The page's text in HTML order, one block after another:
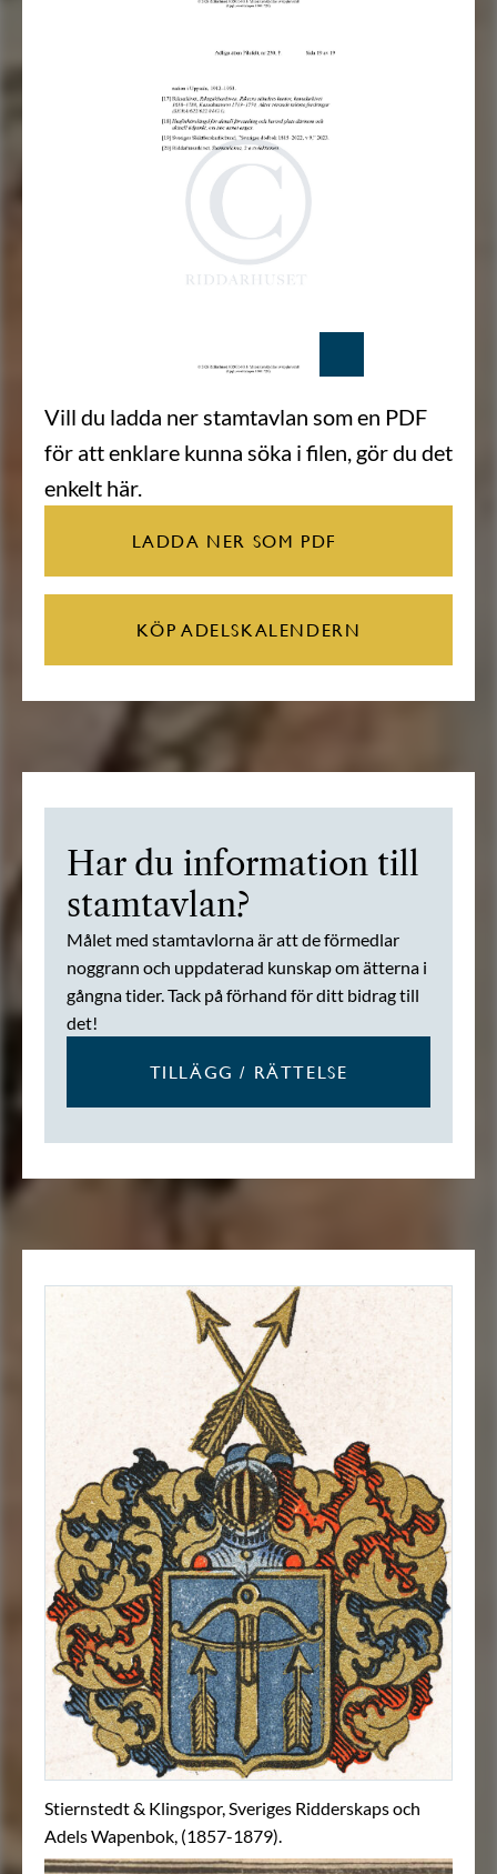
Vill du ladda ner stamtavlan som en PDF
för att enklare kunna söka i filen, gör du det
enkelt här.
LADDA NER SOM PDF
KÖP ADELSKALENDERN
Har du information till
stamtavlan?
Målet med stamtavlorna är att de förmedlar
noggrann och uppdaterad kunskap om ätterna i
gångna tider. Tack på förhand för ditt bidrag till
det!
TILLÄGG / RÄTTELSE
Stiernstedt & Klingspor, Sveriges Ridderskaps och
Adels Wapenbok, (1857-1879).